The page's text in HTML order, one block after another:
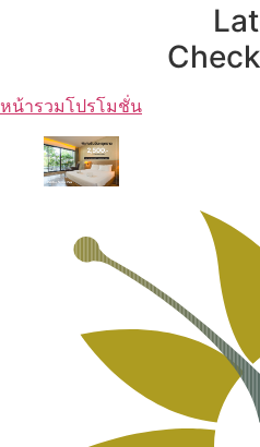
หน้ารวมโปรโมชั่น